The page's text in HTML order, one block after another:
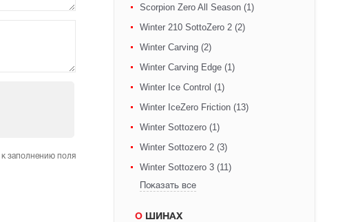
заполнению поля
Scorpion Zero All Season (1)
Winter 210 SottoZero 2 (2)
Winter Carving (2)
Winter Carving Edge (1)
Winter Ice Control (1)
Winter IceZero Friction (13)
Winter Sottozero (1)
Winter Sottozero 2 (3)
Winter Sottozero 3 (11)
Показать все
О ШИНАХ